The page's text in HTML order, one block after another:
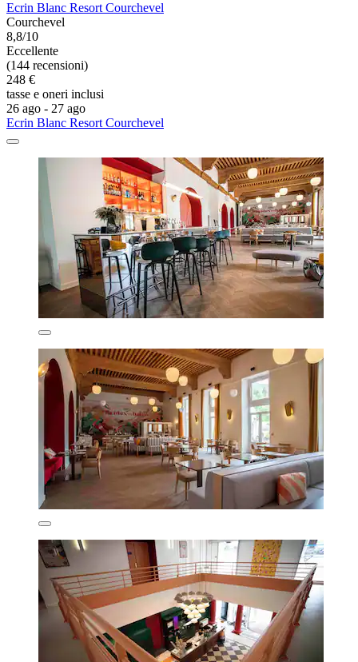
Ecrin Blanc Resort Courchevel
Courchevel
8,8/10
Eccellente
(144 recensioni)
248 €
tasse e oneri inclusi
26 ago - 27 ago
Ecrin Blanc Resort Courchevel